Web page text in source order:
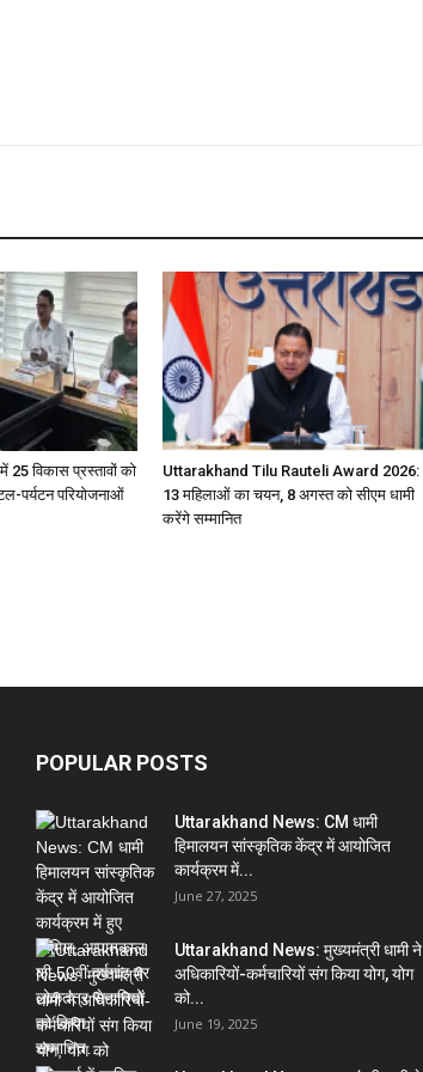
25 विकास प्रस्तावों को
पर्यटन परियोजनाओं
Uttarakhand Tilu Rauteli Award 2026:
13 महिलाओं का चयन, 8 अगस्त को सीएम धामी
करेंगे सम्मानित
POPULAR POSTS
Uttarakhand News: CM धामी
हिमालयन सांस्कृतिक केंद्र में आयोजित
कार्यक्रम में...
June 27, 2025
Uttarakhand News: मुख्यमंत्री धामी ने
अधिकारियों-कर्मचारियों संग किया योग, योग
को...
June 19, 2025